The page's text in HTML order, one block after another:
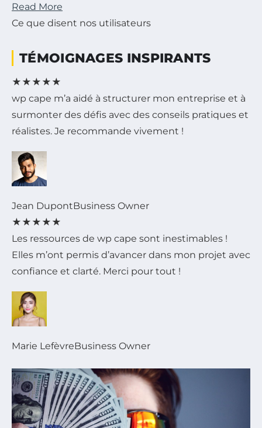
Read More
Ce que disent nos utilisateurs
TÉMOIGNAGES INSPIRANTS
★ ★ ★ ★ ★
wp cape m’a aidé à structurer mon entreprise et à
surmonter des défis avec des conseils pratiques et
réalistes. Je recommande vivement !
Jean DupontBusiness Owner
★ ★ ★ ★ ★
Les ressources de wp cape sont inestimables !
Elles m’ont permis d’avancer dans mon projet avec
confiance et clarté. Merci pour tout !
Marie LefèvreBusiness Owner